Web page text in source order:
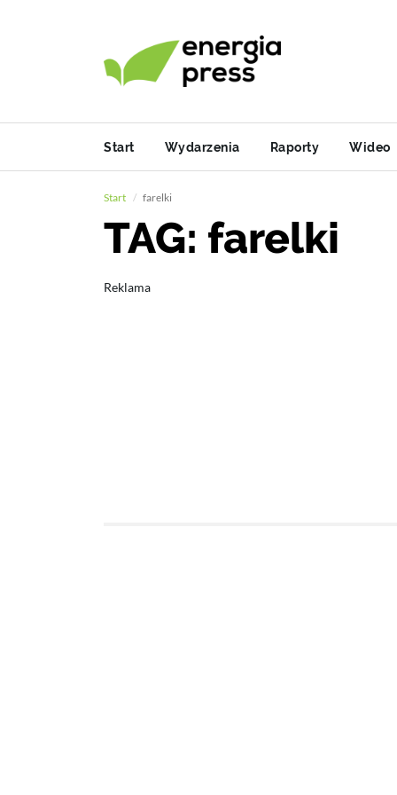
Start Wydarzenia Raporty Wideo
Start farelki
TAG: farelki
Reklama